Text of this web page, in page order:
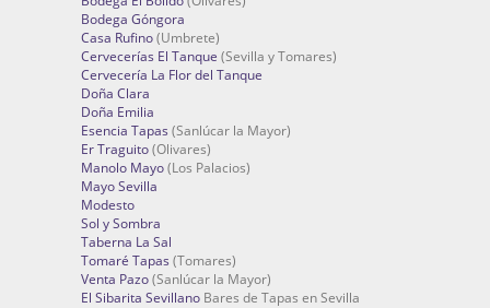
Bodega Góngora
Casa Rufino(Umbrete)
Cervecerías El Tanque (Sevilla y Tomares)
Cervecería La Flor del Tanque
Doña Clara
Doña Emilia
Esencia Tapas (Sanlúcar la Mayor)
Er Traguito(Olivares)
Manolo Mayo(Los Palacios)
Mayo Sevilla
Modesto
Sol y Sombra
Taberna La Sal
Tomaré Tapas (Tomares)
Venta Pazo(Sanlúcar la Mayor)
El Sibarita Sevillano Bares de Tapas en Sevilla